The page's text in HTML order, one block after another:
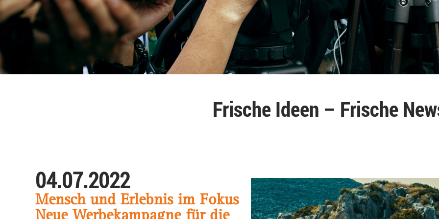
Frische Ideen – Frische
04.07.2022
Mensch und Erlebnis im Fokus
Neue Werbekampagne für die